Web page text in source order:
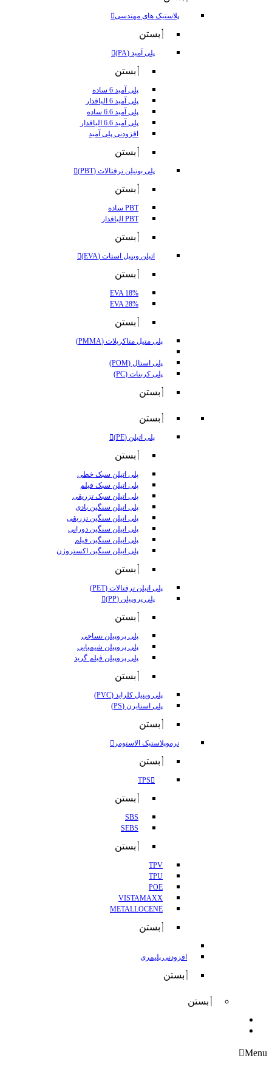
پلاستیک های مهندسی
بستن
پلی آمید (PA)
بستن
پلی آمید 6 ساده
پلی آمید 6 الیافدار
پلی آمید 6.6 ساده
پلی آمید 6.6 الیافدار
افزودنی پلی آمید
بستن
پلی بوتیلن ترفتالات (PBT)
بستن
PBT ساده
PBT الیافدار
بستن
اتیلن وینیل استات (EVA)
بستن
EVA 18%
EVA 28%
بستن
پلی متیل متاکریلات (PMMA)
پلی استال (POM)
پلی کربنات (PC)
بستن
بستن
پلی اتیلن (PE)
بستن
پلی اتیلن سبک خطی
پلی اتیلن سبک فیلم
پلی اتیلن سبک تزریقی
پلی اتیلن سنگین بادی
پلی اتیلن سنگین تزریقی
پلی اتیلن سنگین دورانی
پلی اتیلن سنگین فیلم
پلی اتیلن سنگین اکستروژن
بستن
پلی اتیلن ترفتالات (PET)
پلی پروپیلن (PP)
بستن
پلی پروپیلن نساجی
پلی پروپیلن شیمیایی
پلی پروپیلن فیلم گرید
بستن
پلی وینیل کلراید (PVC)
پلی استایرن (PS)
بستن
ترموپلاستیک الاستومر
بستن
TPS
بستن
SBS
SEBS
بستن
TPV
TPU
POE
VISTAMAXX
METALLOCENE
بستن
افزودنی پلیمری
بستن
بستن
Menu